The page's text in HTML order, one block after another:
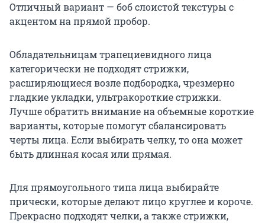
Отличный вариант — боб слоистой текстуры с
акцентом на прямой пробор.
Обладательницам трапециевидного лица
категорически не подходят стрижки,
расширяющиеся возле подбородка, чрезмерно
гладкие укладки, ультракороткие стрижки.
Лучше обратить внимание на объемные короткие
варианты, которые помогут сбалансировать
черты лица. Если выбирать челку, то она может
быть длинная косая или прямая.
Для прямоугольного типа лица выбирайте
прически, которые делают лицо круглее и короче.
Прекрасно подходят челки, а также стрижки,